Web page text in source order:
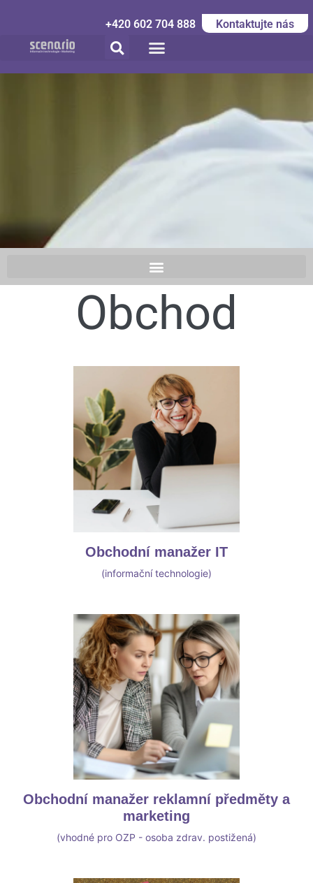
+420 602 704 888 Kontaktujte nás
Obchod
Obchodní manažer IT
(informační technologie)
Obchodní manažer reklamní předměty a
marketing
(vhodné pro OZP - osoba zdrav. postižená)